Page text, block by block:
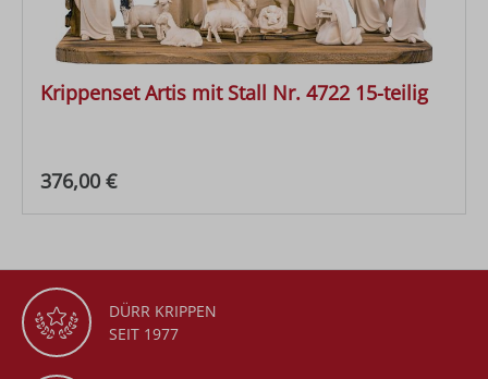
Krippenset Artis mit Stall Nr. 4722 15-teilig
Regulärer Preis:
376,00 €
DÜRR KRIPPEN
SEIT 1977